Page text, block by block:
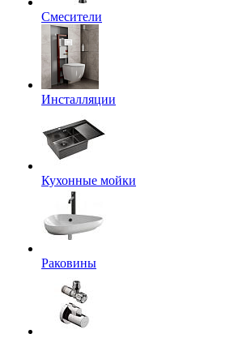
Смесители
Инсталляции
Кухонные мойки
Раковины